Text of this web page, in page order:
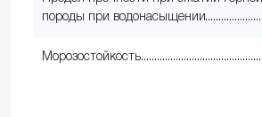
породы при водонасыщении
Морозостойкость